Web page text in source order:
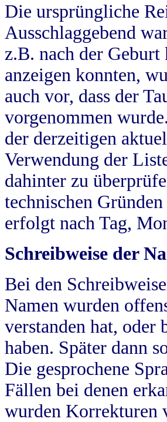
Die ursprüngliche
Ausschlaggebend
z.B. nach der
anzeigen konnten,
auch vor, dass der
vorgenommen
der derzeitigen
Verwendung der
dahinter zu
technischen
erfolgt nach Tag,
Schreibweise der
Bei den
Namen wurden
verstanden hat, oder
haben. Später dann
Die gesprochene
Fällen bei denen
wurden Korrekturen